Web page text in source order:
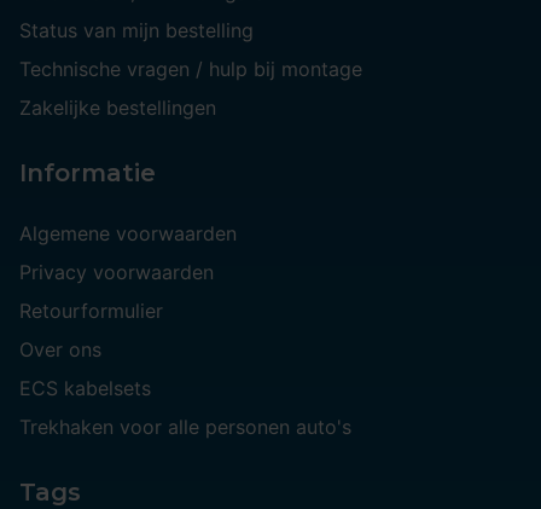
Status van mijn bestelling
Technische vragen / hulp bij montage
Zakelijke bestellingen
Informatie
Algemene voorwaarden
Privacy voorwaarden
Retourformulier
Over ons
ECS kabelsets
Trekhaken voor alle personen auto's
Tags